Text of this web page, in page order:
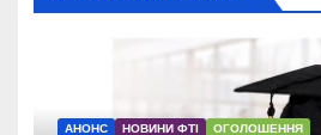
АНОНС НОВИНИ ФТІ ОГОЛОШЕННЯ